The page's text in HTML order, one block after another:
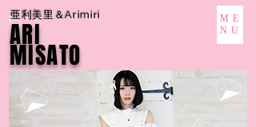
亜利美里＆Arimiri
ARI
MISATO
ME
NU